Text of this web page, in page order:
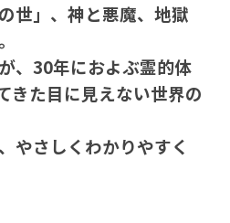
世」、神と悪魔、地獄
、30年におよぶ霊的体
きた目に見えない世界の
やさしくわかりやすく